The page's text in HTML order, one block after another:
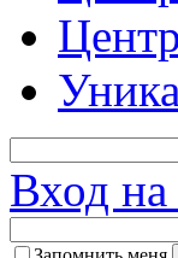
Вход на